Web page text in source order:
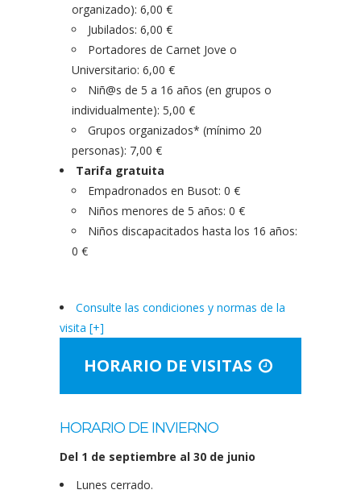
organizado): 6,00 €
Jubilados: 6,00 €
Portadores de Carnet Jove o
Universitario: 6,00 €
Niñ@s de 5 a 16 años (en grupos o
individualmente): 5,00 €
Grupos organizados* (mínimo 20
personas): 7,00 €
Tarifa gratuita
Empadronados en Busot: 0 €
Niños menores de 5 años: 0 €
Niños discapacitados hasta los 16 años:
0 €
Consulte las condiciones y normas de la
visita [+]
HORARIO DE VISITAS
HORARIO DE INVIERNO
Del 1 de septiembre al 30 de junio
Lunes cerrado.